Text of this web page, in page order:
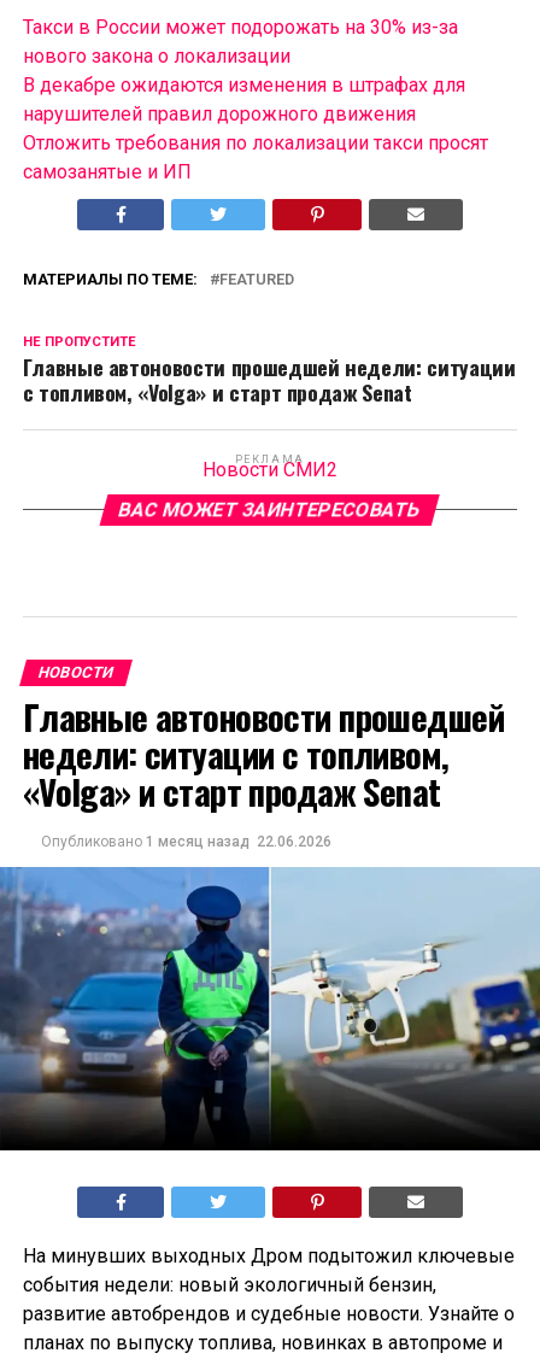
Такси в России может подорожать на 30% из-за
нового закона о локализации
В декабре ожидаются изменения в штрафах для
нарушителей правил дорожного движения
Отложить требования по локализации такси просят
самозанятые и ИП
МАТЕРИАЛЫ ПО ТЕМЕ: FEATURED
НЕ ПРОПУСТИТЕ
Главные автоновости прошедшей недели: ситуации
с топливом, «Volga» и старт продаж Senat
РЕКЛАМА
Новости СМИ2
ВАС МОЖЕТ ЗАИНТЕРЕСОВАТЬ
НОВОСТИ
Главные автоновости прошедшей
недели: ситуации с топливом,
«Volga» и старт продаж Senat
Опубликовано 1 месяц назад 22.06.2026
На минувших выходных Дром подытожил ключевые
события недели: новый экологичный бензин,
развитие автобрендов и судебные новости. Узнайте о
планах по выпуску топлива, новинках в автопроме и